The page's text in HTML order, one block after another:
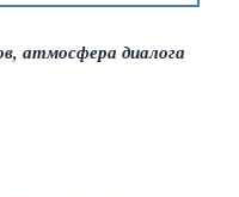
атмосфера диалога